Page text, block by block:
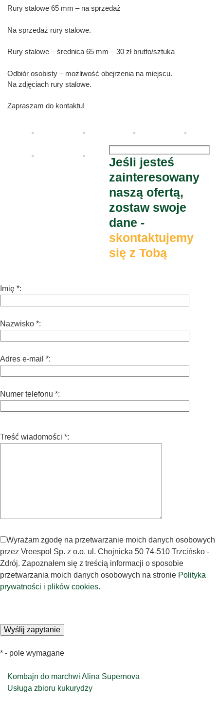
Rury stalowe 65 mm – na sprzedaż
Na sprzedaż rury stalowe.
Rury stalowe – średnica 65 mm – 30 zł brutto/sztuka
Odbiór osobisty – możliwość obejrzenia na miejscu.
Na zdjęciach rury stalowe.
Zapraszam do kontaktu!
Jeśli jesteś
zainteresowany
naszą ofertą,
zostaw swoje
dane -
skontaktujemy
się z Tobą
Imię *:
Nazwisko *:
Adres e-mail *:
Numer telefonu *:
Treść wiadomości *:
Wyrażam zgodę na przetwarzanie moich danych osobowych
przez Vreespol Sp. z o.o. ul. Chojnicka 50 74-510 Trzcińsko -
Zdrój. Zapoznałem się z treścią informacji o sposobie
przetwarzania moich danych osobowych na stronie Polityka
prywatności i plików cookies.
* - pole wymagane
Nawigacja
wpisu
Kombajn do marchwi Alina Supernova
Usługa zbioru kukurydzy